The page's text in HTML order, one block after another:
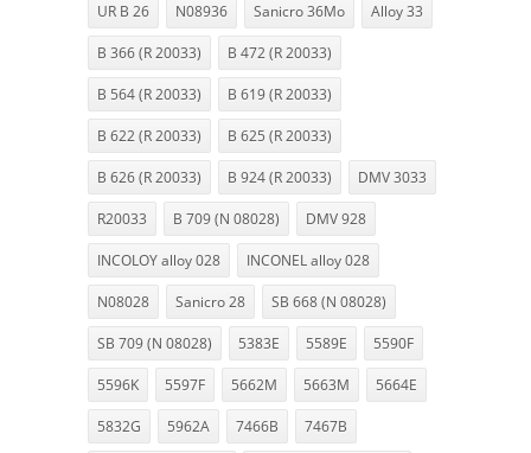
UR B 26 N08936 Sanicro 36Mo Alloy 33
B 366 (R 20033) B 472 (R 20033)
B 564 (R 20033) B 619 (R 20033)
B 622 (R 20033) B 625 (R 20033)
B 626 (R 20033) B 924 (R 20033) DMV 3033
R20033 B 709 (N 08028) DMV 928
INCOLOY alloy 028 INCONEL alloy 028
N08028 Sanicro 28 SB 668 (N 08028)
SB 709 (N 08028) 5383E 5589E 5590F
5596K 5597F 5662M 5663M 5664E
5832G 5962A 7466B 7467B